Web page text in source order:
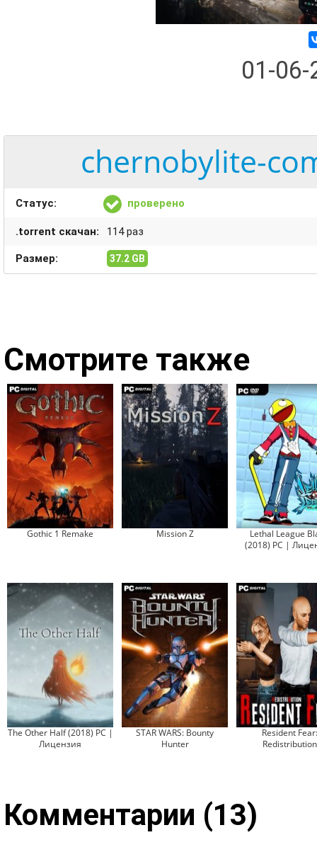
01-
chernobylite-
Статус: проверено
.torrent скачан: 114 раз
Размер: 37.2 GB
Смотрите также
Gothic 1 Remake Mission Z
Lethal League
(2018) PC |
The Other Half (2018) PC |
Лицензия
STAR WARS: Bounty
Hunter
Resident Fear:
Redistribution
Комментарии (13)